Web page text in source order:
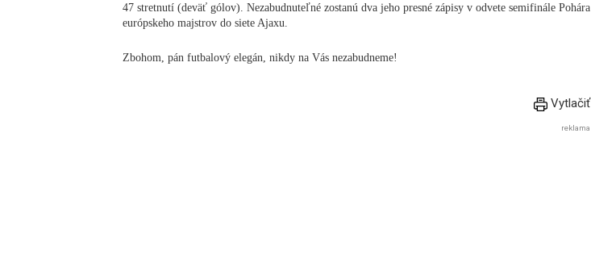
47 stretnutí (deväť gólov). Nezabudnuteľné zostanú dva jeho presné zápisy v odvete semifinále Pohára
európskeho majstrov do siete Ajaxu.
Zbohom, pán futbalový elegán, nikdy na Vás nezabudneme!
Vytlačiť
reklama